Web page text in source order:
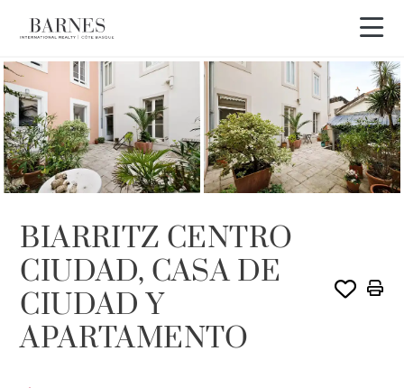
BIARRITZ CENTRO
CIUDAD, CASA DE
CIUDAD Y
APARTAMENTO